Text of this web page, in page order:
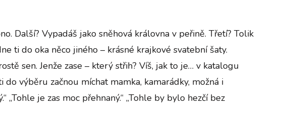
Další? Vypadáš jako sněhová královna v peřině. Třetí? Tolik
ti do oka něco jiného – krásné krajkové svatební šaty.
sen. Jenže zase – který střih? Víš, jak to je… v katalogu
do výběru začnou míchat mamka, kamarádky, možná i
„Tohle je zas moc přehnaný.“ „Tohle by bylo hezčí bez